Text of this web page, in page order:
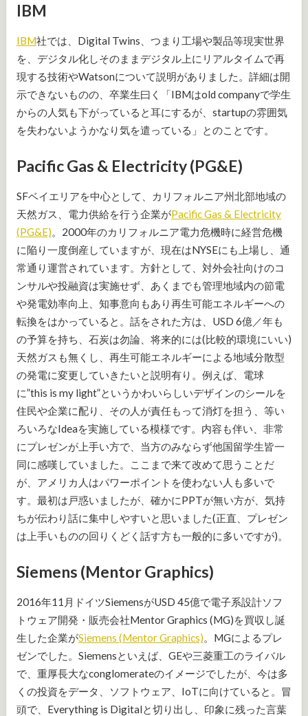
IBM
IBM社では、Digital Twins、つまり工場や製品等現実世界
を、デジタル化しそのままデジタル上にリアルタイムで再
現する技術やWatsonについて説明がありました。詳細は開
示できないものの、卒業生曰く「IBMはold companyで学生
からの人気も下がっていると耳にするが、startupの雰囲気
を失わないようかなり気を遣っている」とのことです。
Pacific Gas & Electricity (PG&E)
SFベイエリアを中心として、カリフォルニア州北部地域の
天然ガス、電力供給を行う企業がPacific Gas & Electricity
(PG&E)。2000年のカリフォルニア電力危機時に経営危機
に陥り一度倒産していますが、現在はNYSEにも上場し、通
常通り運営されています。方針として、対外会社向けのコ
ンサルや投融資は実施せず、あくまでも管理地域内の節電
や発電効率向上、知事意向もあり再生可能エネルギーへの
転換をはかっていると。話をされた方は、USD 6億／年も
の予算を持ち、石炭は勿論、将来的には(比較的環境にいい)
天然ガスも無くし、再生可能エネルギーによる地域分散型
の発電に変更していきたいと説明有り。例えば、電球
に”this is my light”というかわいらしいデザインのシールを
住民や企業に配り、その人が責任もって消灯を担う、等い
ろいろなIdeaを実施している模様です。内容も伴い、非常
にプレゼンが上手い方で、当方のみならず他国留学生皆一
同に感嘆していました。ここまで来て改めて思うことだ
が、アメリカ人はパワーポイントを使わない人も多いで
す。最初は戸惑いましたが、確かにPPTが無い方が、気持
ちが伝わり話に集中しやすいと思いました(正直、プレゼン
は上手いものの回りくどく話す方も一般的に多いですが)。
Siemens (Mentor Graphics)
2016年11月ドイツSiemensがUSD 45億で電子系設計ソフ
トウェア開発・販売会社Mentor Graphics (MG)を買収し誕
生した企業がSiemens (Mentor Graphics)。MGによるプレ
ゼンでした。Siemensといえば、GEや三菱重工のライバル
で、重厚長大なconglomerateのイメージでしたが、今は多
くの投資をデータ、ソフトウェア、IoTに向けていると。冒
頭で、Everything is Digitalと切り出し、印象に残った言葉